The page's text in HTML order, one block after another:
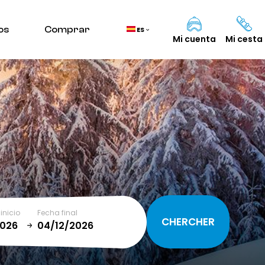
Comprar ES
Mi cuenta Mi cesta
Cesta (0)
TOTAL 0,00 €
VER CESTA
Fecha final
January